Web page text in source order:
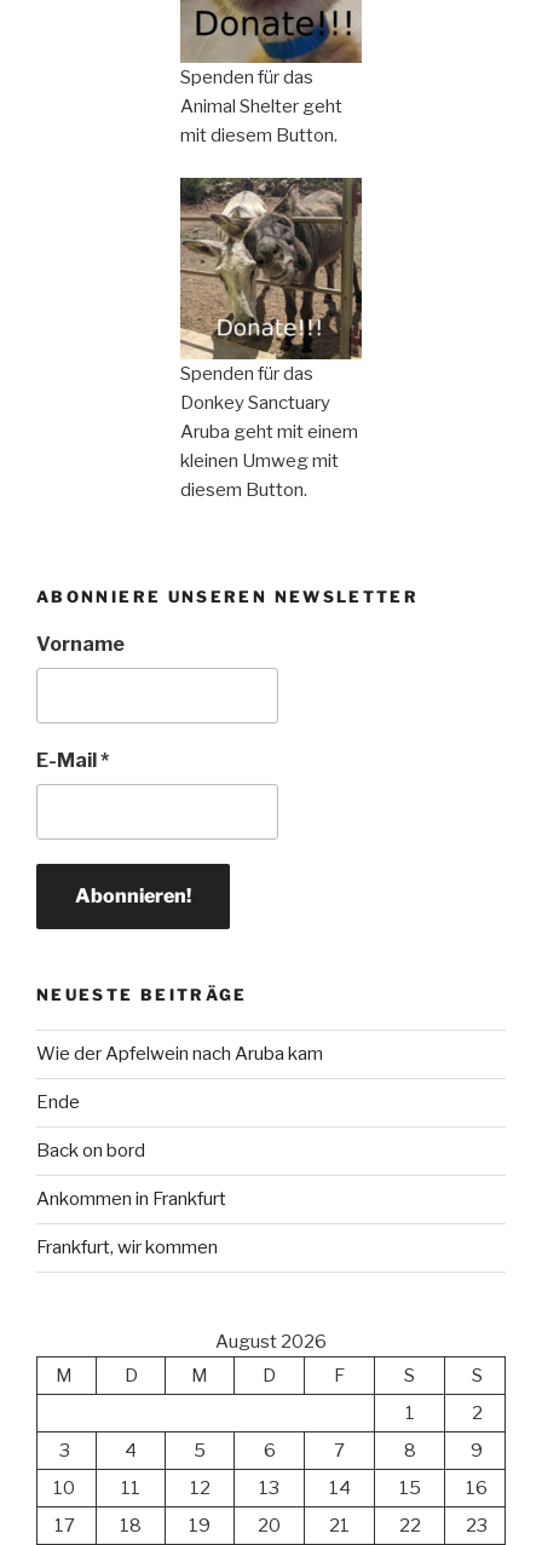
Spenden für das
Animal Shelter geht
mit diesem Button.
Spenden für das
Donkey Sanctuary
Aruba geht mit einem
kleinen Umweg mit
diesem Button.
ABONNIERE UNSEREN NEWSLETTER
Vorname
E-Mail*
NEUESTE BEITRÄGE
Wie der Apfelwein nach Aruba kam
Ende
Back on bord
Ankommen in Frankfurt
Frankfurt, wir kommen
August 2026
M
D M D F S
S
1
2
3
4 5 6 7 8
9
10
11 12 13 14 15
16
17
18 19 20 21 22
23